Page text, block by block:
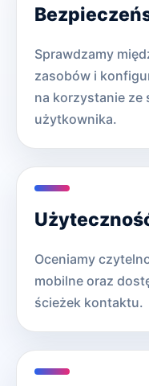
Sprawdzamy
zasobów i
na korzystanie ze
użytkownika.
Oceniamy
mobilne oraz
ścieżek kontaktu.